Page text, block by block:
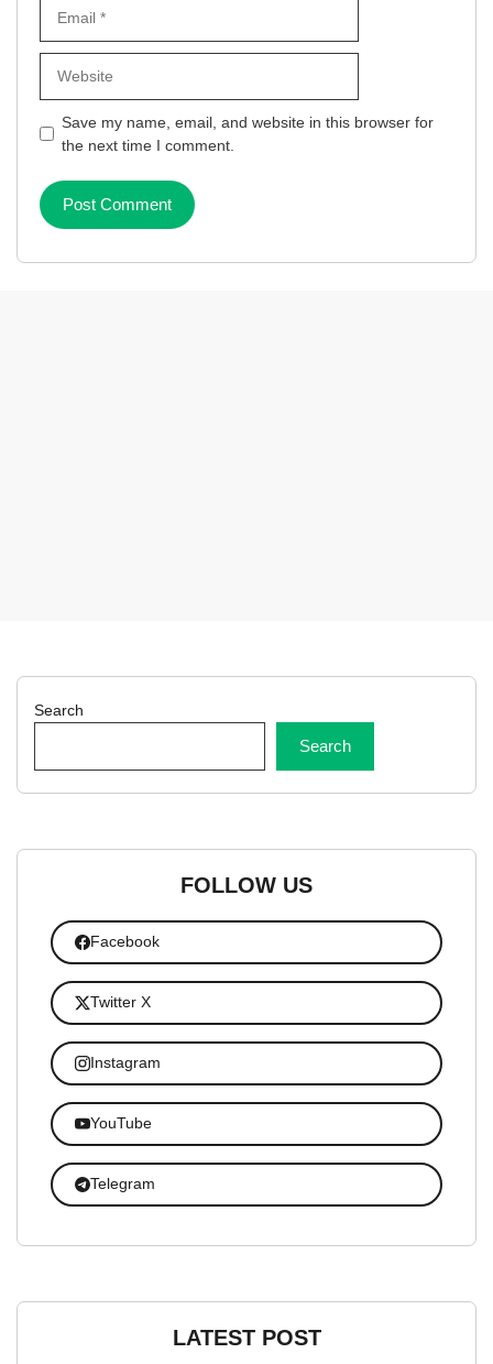
Save my name, email, and website in this browser for
the next time I comment.
Search
Search
FOLLOW US
Facebook
Twitter X
Instagram
YouTube
Telegram
LATEST POST